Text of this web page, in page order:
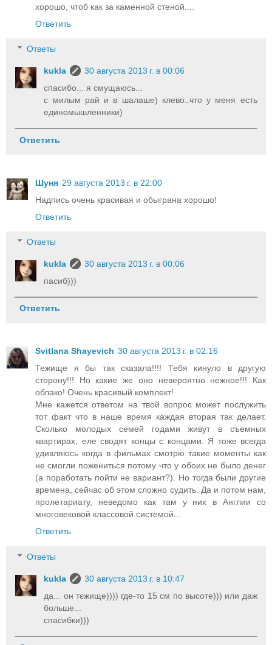
хорошо, чтоб как за каменной стеной....
Ответить
Ответы
kukla
30 августа 2013 г. в 00:06
спасибо... я смущаюсь...
с милым рай и в шалаше) клево..что у меня есть
единомышленники)
Ответить
Шуня 29 августа 2013 г. в 22:00
Надпись очень красивая и обыграна хорошо!
Ответить
Ответы
kukla
30 августа 2013 г. в 00:06
пасиб)))
Ответить
Svitlana Shayevich 30 августа 2013 г. в 02:16
Тежище я бы так сказала!!!! Тебя кинуло в другую
сторону!!! Но какие же оно невероятно нежное!!! Как
облако! Очень красивый комплект!
Мне кажется ответом на твой вопрос может послужить
тот факт что в наше время каждая вторая так делает.
Сколько молодых семей годами живут в съемных
квартирах, еле сводят концы с концами. Я тоже всегда
удивляюсь когда в фильмах смотрю такие моменты как
не смогли пожениться потому что у обоих не было денег
(а поработать пойти не вариант?). Но тогда были другие
времена, сейчас об этом сложно судить. Да и потом нам,
пролетариату, неведомо как там у них в Англии со
многовековой классовой системой...
Ответить
Ответы
kukla
30 августа 2013 г. в 10:47
да... он тєжище)))) где-то 15 см по высоте))) или даж
больше...
спасибки)))